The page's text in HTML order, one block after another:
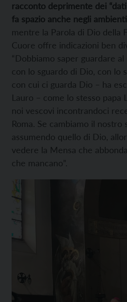
racconto deprimente dei
fa spazio anche negli
mentre la Parola di Dio della
Cuore offre indicazioni ben
“Dobbiamo saper guardare
con lo sguardo di Dio, con lo
con cui ci guarda Dio – ha
Lauro – come lo stesso papa
noi vescovi incontrandoci
Roma. Se cambiamo il nostro
assumendo quello di Dio,
vedere la Mensa che
che mancano”.